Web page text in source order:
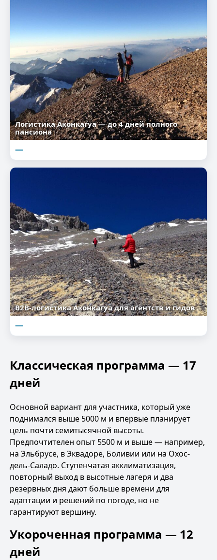
Логистика Аконкагуа — до 4 дней полного
пансиона
—
B2B-логистика Аконкагуа для агентств и гидов
—
Классическая программа — 17
дней
Основной вариант для участника, который уже
поднимался выше 5000 м и впервые планирует
цель почти семитысячной высоты.
Предпочтителен опыт 5500 м и выше — например,
на Эльбрусе, в Эквадоре, Боливии или на Охос-
дель-Саладо. Ступенчатая акклиматизация,
повторный выход в высотные лагеря и два
резервных дня дают больше времени для
адаптации и решений по погоде, но не
гарантируют вершину.
Укороченная программа — 12
дней